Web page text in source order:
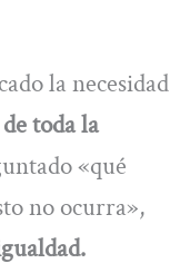
la necesidad
toda la
«qué
no ocurra»,